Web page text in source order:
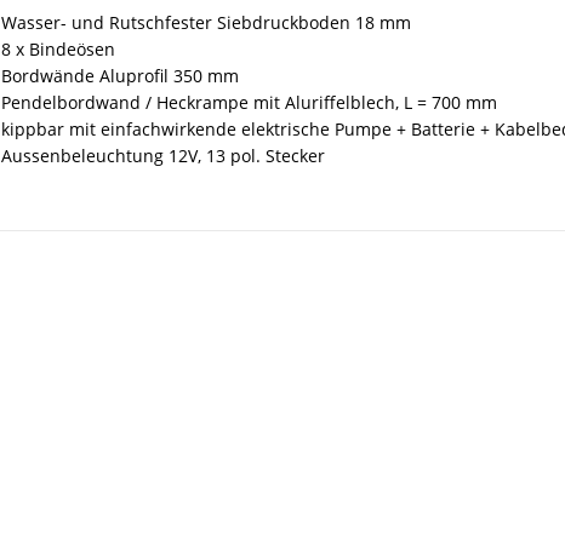
Wasser- und Rutschfester Siebdruckboden 18 mm
8 x Bindeösen
Bordwände Aluprofil 350 mm
Pendelbordwand / Heckrampe mit Aluriffelblech, L = 700 mm
kippbar mit einfachwirkende elektrische Pumpe + Batterie +
Aussenbeleuchtung 12V, 13 pol. Stecker